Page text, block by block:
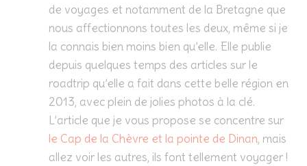
de voyages et notamment de la Bretagne que
nous affectionnons toutes les deux, même si je
la connais bien moins bien qu’elle. Elle publie
depuis quelques temps des articles sur le
roadtrip qu’elle a fait dans cette belle région en
2013, avec plein de jolies photos à la clé.
L’article que je vous propose se concentre sur
le Cap de la Chèvre et la pointe de Dinan, mais
allez voir les autres, ils font tellement voyager !